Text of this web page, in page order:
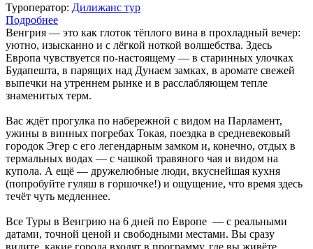
Туроператор: Дилижанс тур
Подробнее
Венгрия — это как глоток тёплого вина в прохладный вечер:
уютно, изысканно и с лёгкой ноткой волшебства. Здесь
Европа чувствуется по-настоящему — в старинных улочках
Будапешта, в парящих над Дунаем замках, в аромате свежей
выпечки на утреннем рынке и в расслабляющем тепле
знаменитых терм.
Вас ждёт прогулка по набережной с видом на Парламент,
ужины в винных погребах Токая, поездка в средневековый
городок Эгер с его легендарным замком и, конечно, отдых в
термальных водах — с чашкой травяного чая и видом на
купола. А ещё — дружелюбные люди, вкуснейшая кухня
(попробуйте гуляш в горшочке!) и ощущение, что время здесь
течёт чуть медленнее.
Все Туры в Венгрию на 6 дней по Европе — с реальными
датами, точной ценой и свободными местами. Вы сразу
видите, какие города входят в программу, где вы живёте,